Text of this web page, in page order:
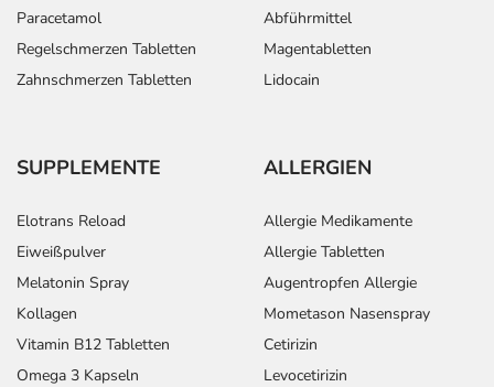
Paracetamol
Regelschmerzen Tabletten
Zahnschmerzen Tabletten
Abführmittel
Magentabletten
Lidocain
SUPPLEMENTE
Elotrans Reload
Eiweißpulver
Melatonin Spray
Kollagen
Vitamin B12 Tabletten
Omega 3 Kapseln
ALLERGIEN
Allergie Medikamente
Allergie Tabletten
Augentropfen Allergie
Mometason Nasenspray
Cetirizin
Levocetirizin